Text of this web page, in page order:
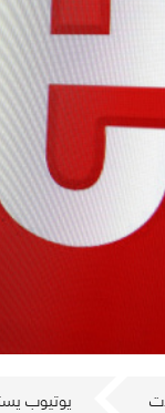
يوتيوب